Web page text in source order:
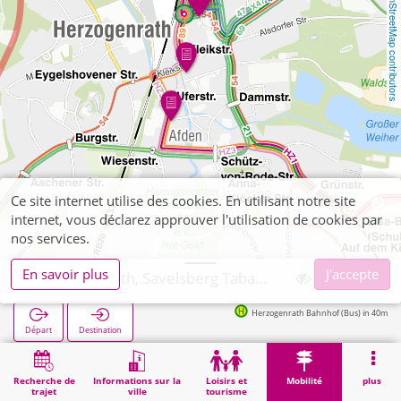
OpenStreetMap contributors
Recherche de
trajet
Informations sur la
ville
Loisirs et
tourisme
Mobilité plus
Départ Destination
Herzogenrath Bahnhof (Bus) in 40m
Démarrage Vente de billets Herzogenrath, Savelsberg Tabakbörse im Kaufland
Ce site internet utilise des cookies. En utilisant notre site
internet, vous déclarez approuver l'utilisation de cookies par
nos services.
En savoir plus
J'accepte